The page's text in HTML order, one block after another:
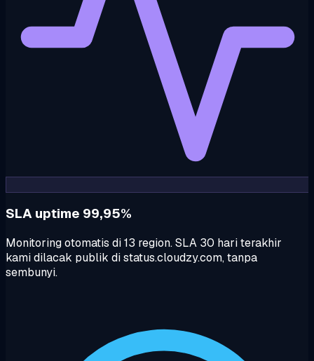
SLA uptime 99,95%
Monitoring otomatis di 13 region. SLA 30 hari terakhir
kami dilacak publik di status.cloudzy.com, tanpa
sembunyi.